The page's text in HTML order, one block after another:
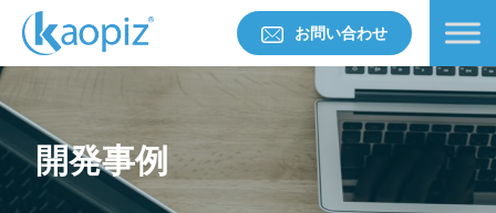
お問い合わせ
開発事例